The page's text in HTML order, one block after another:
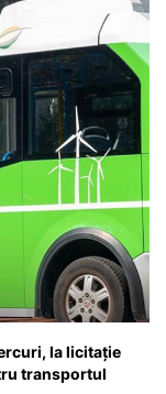
la licitație
transportul